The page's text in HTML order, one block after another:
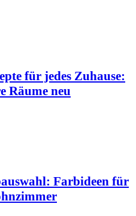
für jedes Zuhause:
Räume neu
Farbideen für